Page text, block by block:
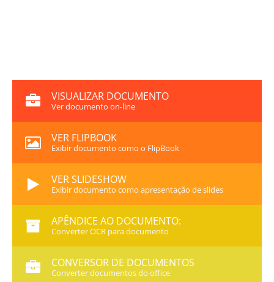
VISUALIZAR DOCUMENTO
Ver documento on-line
VER FLIPBOOK
Exibir documento como o FlipBook
VER SLIDESHOW
Exibir documento como apresentação de slides
APÊNDICE AO DOCUMENTO:
Converter OCR para documento
CONVERSOR DE DOCUMENTOS
Converter documentos do office